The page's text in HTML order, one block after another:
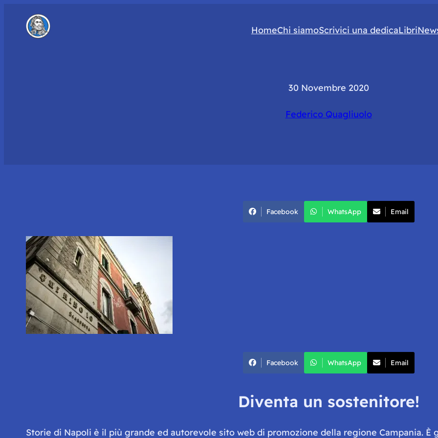
HomeChi siamoScrivici una dedicaLibri
30 Novembre 2020
Federico Quagliuolo
Facebook WhatsApp Email
Facebook WhatsApp Email
Diventa un sostenitore!
Storie di Napoli è il più grande ed autorevole sito web di promozione della regione Campania.